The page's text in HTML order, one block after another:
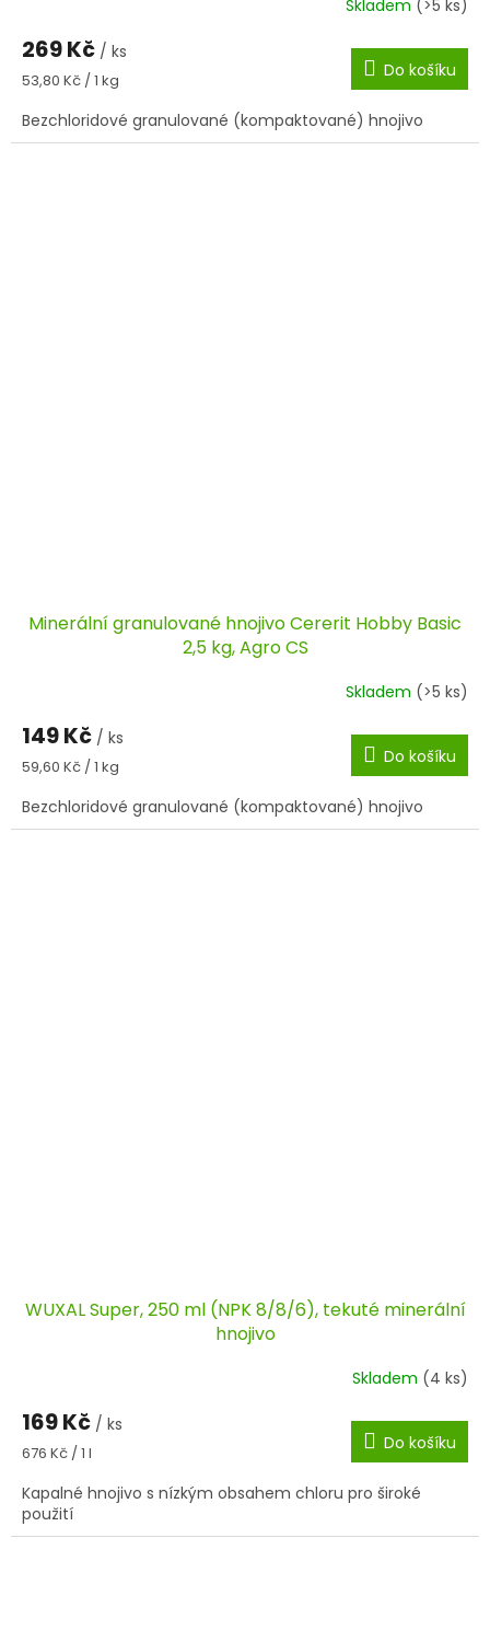
Skladem (>5 ks)
269 Kč / ks
Měrná
53,80 Kč / 1 kg Do košíku
Bezchloridové granulované (kompaktované) hnojivo
Minerální granulované hnojivo Cererit Hobby Basic
2,5 kg, Agro CS
Skladem (>5 ks)
149 Kč / ks
Měrná
59,60 Kč / 1 kg Do košíku
Bezchloridové granulované (kompaktované) hnojivo
WUXAL Super, 250 ml (NPK 8/8/6), tekuté minerální
hnojivo
Skladem (4 ks)
169 Kč / ks
Měrná
676 Kč / 1 l Do košíku
Kapalné hnojivo s nízkým obsahem chloru pro široké
použití